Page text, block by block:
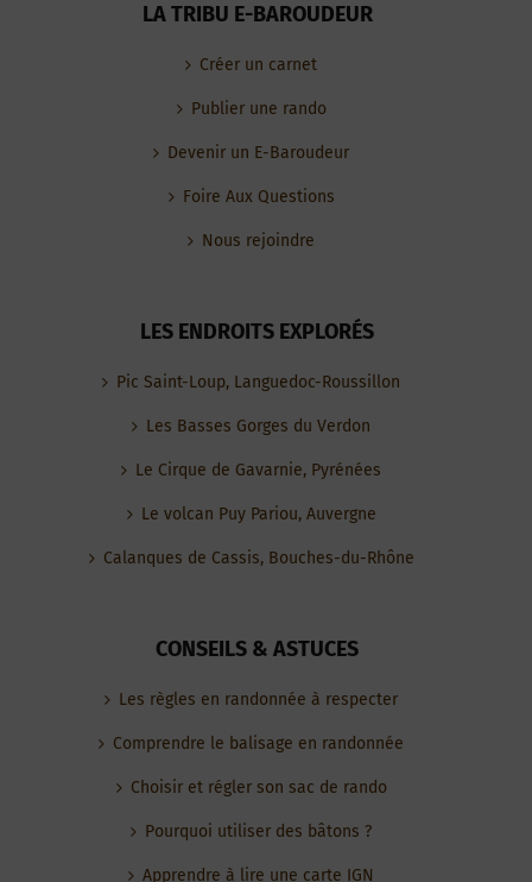
LA TRIBU E-BAROUDEUR
Créer un carnet
Publier une rando
Devenir un E-Baroudeur
Foire Aux Questions
Nous rejoindre
LES ENDROITS EXPLORÉS
Pic Saint-Loup, Languedoc-Roussillon
Les Basses Gorges du Verdon
Le Cirque de Gavarnie, Pyrénées
Le volcan Puy Pariou, Auvergne
Calanques de Cassis, Bouches-du-Rhône
CONSEILS & ASTUCES
Les règles en randonnée à respecter
Comprendre le balisage en randonnée
Choisir et régler son sac de rando
Pourquoi utiliser des bâtons ?
Apprendre à lire une carte IGN